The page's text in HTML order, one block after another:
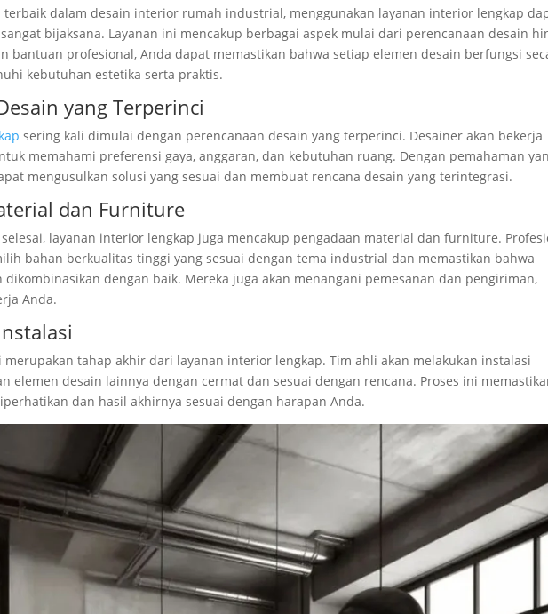
terbaik dalam desain interior rumah industrial, menggunakan layanan interior lengkap
bijaksana. Layanan ini mencakup berbagai aspek mulai dari perencanaan desain
bantuan profesional, Anda dapat memastikan bahwa setiap elemen desain berfungsi
kebutuhan estetika serta praktis.
yang Terperinci
sering kali dimulai dengan perencanaan desain yang terperinci. Desainer akan bekerja
memahami preferensi gaya, anggaran, dan kebutuhan ruang. Dengan pemahaman
mengusulkan solusi yang sesuai dan membuat rencana desain yang terintegrasi.
dan Furniture
layanan interior lengkap juga mencakup pengadaan material dan furniture.
bahan berkualitas tinggi yang sesuai dengan tema industrial dan memastikan bahwa
dikombinasikan dengan baik. Mereka juga akan menangani pemesanan dan pengiriman,
Anda.
merupakan tahap akhir dari layanan interior lengkap. Tim ahli akan melakukan instalasi
elemen desain lainnya dengan cermat dan sesuai dengan rencana. Proses ini
dan hasil akhirnya sesuai dengan harapan Anda.